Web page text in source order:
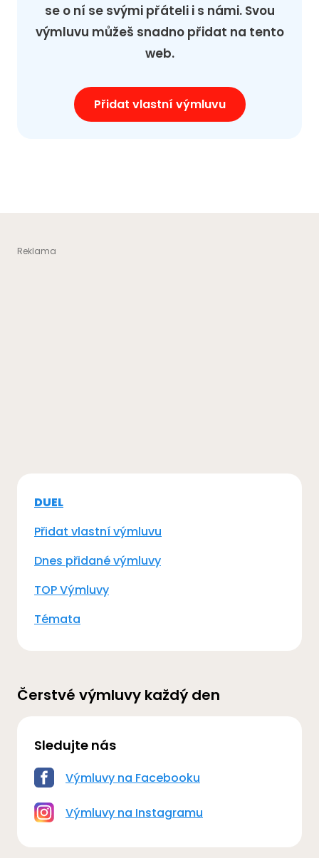
se o ní se svými přáteli i s námi. Svou
výmluvu můžeš snadno přidat na tento
web.
Přidat vlastní výmluvu
DUEL
Přidat vlastní výmluvu
Dnes přidané výmluvy
TOP Výmluvy
Témata
Čerstvé výmluvy každý den
Sledujte nás
Výmluvy na Facebooku
Výmluvy na Instagramu